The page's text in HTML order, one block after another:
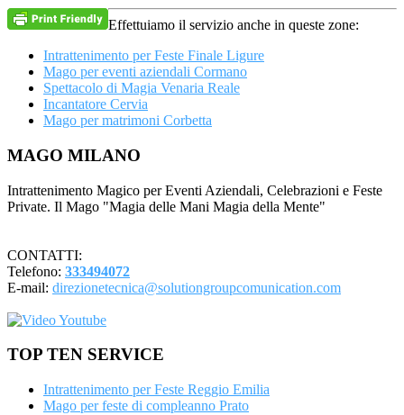
Effettuiamo il servizio anche in queste zone:
Intrattenimento per Feste Finale Ligure
Mago per eventi aziendali Cormano
Spettacolo di Magia Venaria Reale
Incantatore Cervia
Mago per matrimoni Corbetta
Footer
MAGO MILANO
Intrattenimento Magico per Eventi Aziendali, Celebrazioni e Feste
Private. Il Mago "Magia delle Mani Magia della Mente"
CONTATTI:
Telefono: 333494072
E-mail: direzionetecnica@solutiongroupcomunication.com
TOP TEN SERVICE
Intrattenimento per Feste Reggio Emilia
Mago per feste di compleanno Prato